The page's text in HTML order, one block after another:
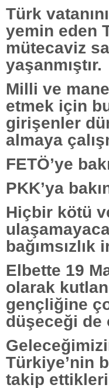
Türk
yemin eden
mütecaviz
yaşanmıştır.
Milli ve
etmek için
girişenler
almaya
FETÖ’ye
PKK’ya
Hiçbir kötü
bağımsızlık
Elbette 19
olarak
gençliğine
düşeceği de
Türkiye’nin
takip ettikleri